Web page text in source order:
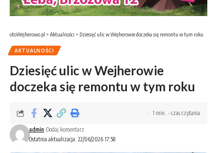
otoWejherowo.pl > Aktualności > Dziesięć ulic w Wejherowie doczeka się remontu w tym roku
AKTUALNOŚCI
Dziesięć ulic w Wejherowie
doczeka się remontu w tym roku
Ostatnia aktualizacja: 22/06/2026 17:58
admin Dodaj komentarz
1 min. - czas czytania